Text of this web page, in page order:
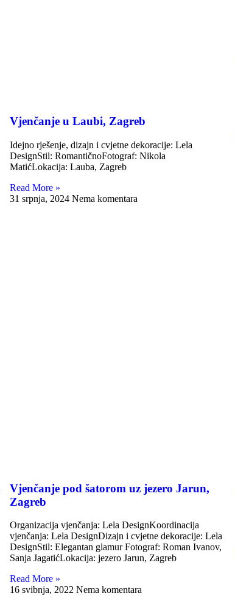
Vjenčanje u Laubi, Zagreb
Idejno rješenje, dizajn i cvjetne dekoracije: Lela
DesignStil: RomantičnoFotograf: Nikola
MatićLokacija: Lauba, Zagreb
Read More »
31 srpnja, 2024Nema komentara
Vjenčanje pod šatorom uz jezero Jarun,
Zagreb
Organizacija vjenčanja: Lela DesignKoordinacija
vjenčanja: Lela DesignDizajn i cvjetne dekoracije: Lela
DesignStil: Elegantan glamur Fotograf: Roman Ivanov,
Sanja JagatićLokacija: jezero Jarun, Zagreb
Read More »
16 svibnja, 2022Nema komentara